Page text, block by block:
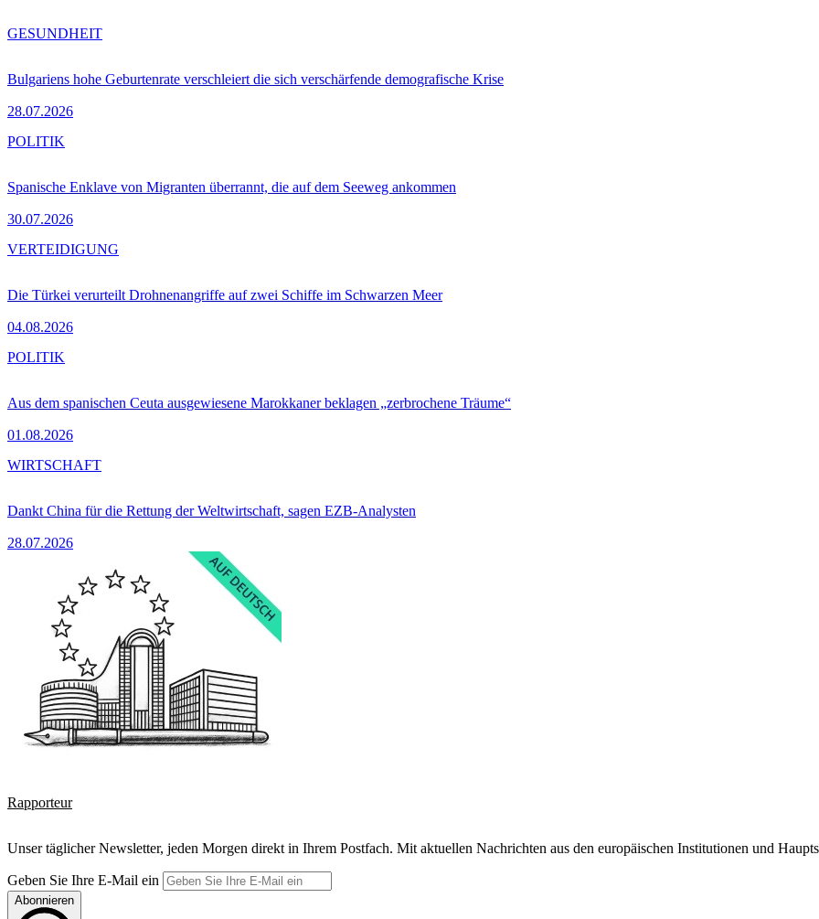
Bulgariens hohe Geburtenrate verschleiert die sich verschärfende demografische Krise
28.07.2026
GESUNDHEIT
Spanische Enklave von Migranten überrannt, die auf dem Seeweg ankommen
30.07.2026
POLITIK
Die Türkei verurteilt Drohnenangriffe auf zwei Schiffe im Schwarzen Meer
04.08.2026
VERTEIDIGUNG
Aus dem spanischen Ceuta ausgewiesene Marokkaner beklagen „zerbrochene Träume“
01.08.2026
POLITIK
Dankt China für die Rettung der Weltwirtschaft, sagen EZB-Analysten
28.07.2026
WIRTSCHAFT
Rapporteur
Unser täglicher Newsletter, jeden Morgen direkt in Ihrem Postfach. Mit aktuellen Nachrichten aus den europäischen Institutionen und
Geben Sie Ihre E-Mail ein
Abonnieren